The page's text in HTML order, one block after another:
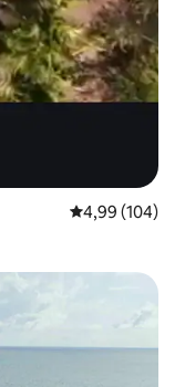
Note
4,99 (104)